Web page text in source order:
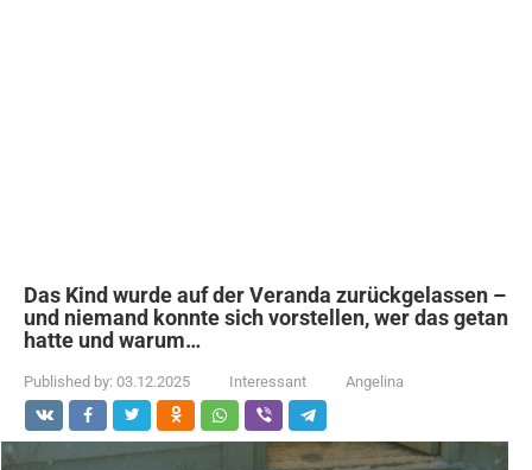
Das Kind wurde auf der Veranda zurückgelassen –
und niemand konnte sich vorstellen, wer das getan
hatte und warum…
Published by: 03.12.2025 Interessant Angelina